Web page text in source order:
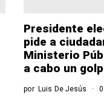
Presidente
pide a
Ministerio
a cabo un
por Luis De Jesús